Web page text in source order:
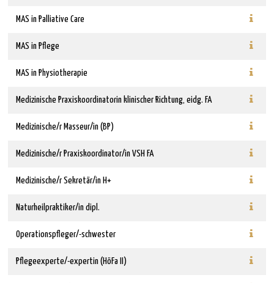
MAS in Palliative Care
MAS in Pflege
MAS in Physiotherapie
Medizinische Praxiskoordinatorin klinischer Richtung, eidg. FA
Medizinische/r Masseur/in (BP)
Medizinische/r Praxiskoordinator/in VSH FA
Medizinische/r Sekretär/in H+
Naturheilpraktiker/in dipl.
Operationspfleger/-schwester
Pflegeexperte/-expertin (HöFa II)